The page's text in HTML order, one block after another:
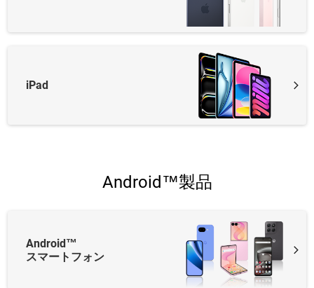
iPad
Android™製品
Android™
スマートフォン